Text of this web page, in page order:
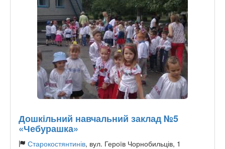
Дошкільний навчальний заклад №5
«Чебурашка»
Старокостянтинів, вул. Героїв Чорнобильців, 1